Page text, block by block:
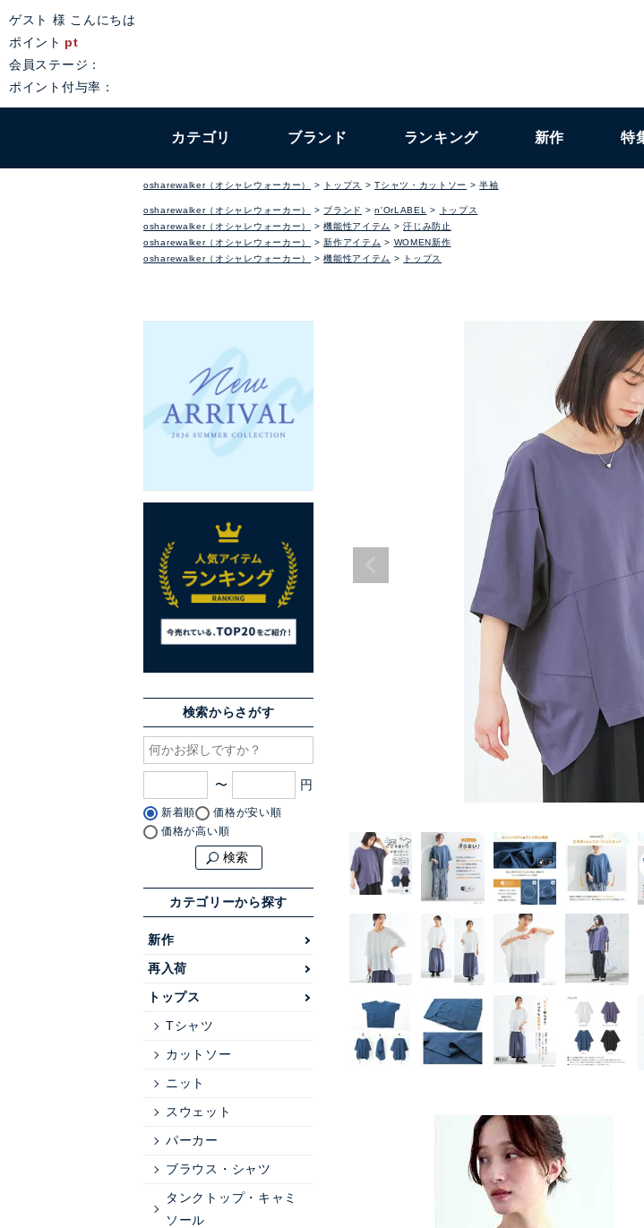
ゲスト 様 こんにちは
ポイント pt
会員ステージ：
ポイント付与率：
カテゴリ ブランド ランキング 新作 特
osharewalker（オシャレウォーカー） トップス Tシャツ・カットソー 半袖
osharewalker（オシャレウォーカー） ブランド n'OrLABEL
トップス
osharewalker（オシャレウォーカー）
機能性アイテム
汗じみ防止
osharewalker（オシャレウォーカー）
新作アイテム
WOMEN新作
osharewalker（オシャレウォーカー）
機能性アイテム トップス
検索からさがす
〜
新着順
価格が安い順
価格が高い順
検索
カテゴリーから探す
新作
再入荷
トップス
Tシャツ
カットソー
ニット
スウェット
パーカー
ブラウス・シャツ
タンクトップ・キャミ
ソール